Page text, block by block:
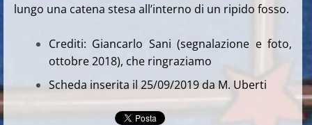
lungo una catena stesa all’interno di un ripido fosso.
Crediti: Giancarlo Sani (segnalazione e foto,
ottobre 2018), che ringraziamo
Scheda inserita il 25/09/2019 da M. Uberti